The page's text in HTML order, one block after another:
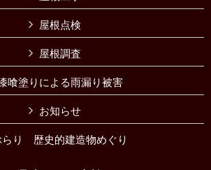
屋根点検
屋根調査
喰塗りによる雨漏り被害
お知らせ
らり 歴史的建造物めぐり